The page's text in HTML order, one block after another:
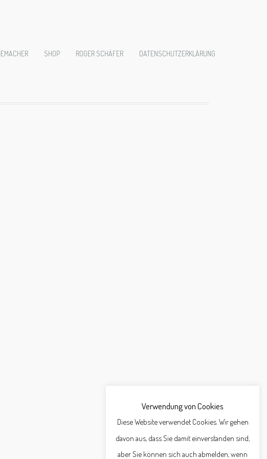
SHOP ROGER SCHÄFER DATENSCHUTZERKLÄRUNG
Verwendung von Cookies
Diese Website verwendet Cookies. Wir gehen
davon aus, dass Sie damit einverstanden sind,
aber Sie können sich auch abmelden, wenn